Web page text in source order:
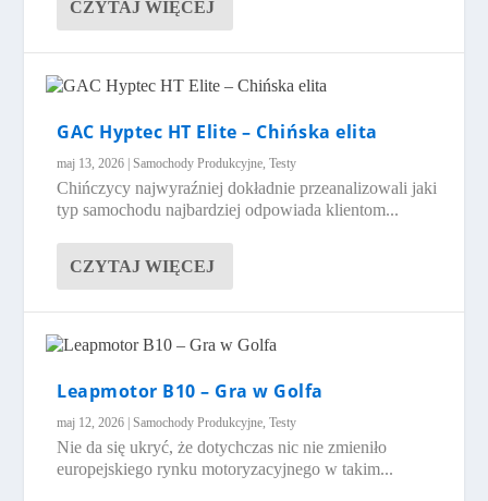
CZYTAJ WIĘCEJ
GAC Hyptec HT Elite – Chińska elita
maj 13, 2026 |Samochody Produkcyjne,Testy
Chińczycy najwyraźniej dokładnie przeanalizowali jaki
typ samochodu najbardziej odpowiada klientom...
CZYTAJ WIĘCEJ
Leapmotor B10 – Gra w Golfa
maj 12, 2026 |Samochody Produkcyjne,Testy
Nie da się ukryć, że dotychczas nic nie zmieniło
europejskiego rynku motoryzacyjnego w takim...